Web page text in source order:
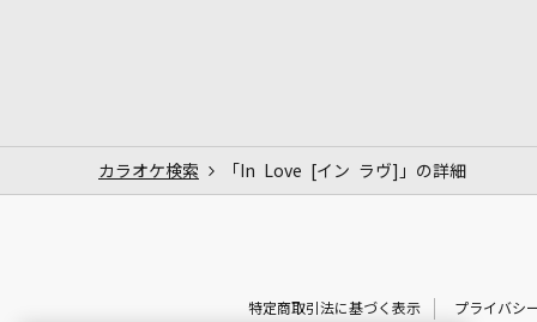
カラオケ検索 「In Love [イン ラヴ]」の詳細
特定商取引法に基づく表示 プライバシ